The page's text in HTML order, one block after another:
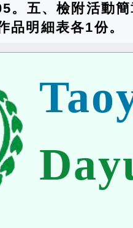
。五、檢附活動
品明細表各1份。